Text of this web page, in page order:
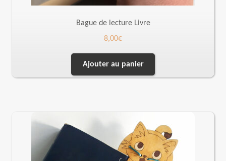
Bague de lecture Livre
8,00€
Ajouter au panier